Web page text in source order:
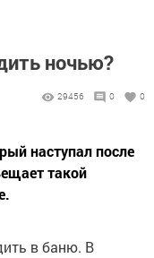
ночью?
29456 0 0
наступал после
такой
в баню. В